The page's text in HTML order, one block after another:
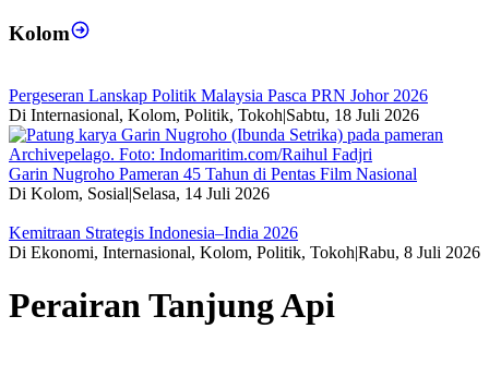
Kolom
Pergeseran Lanskap Politik Malaysia Pasca PRN Johor 2026
Di Internasional, Kolom, Politik, Tokoh|Sabtu, 18 Juli 2026
Garin Nugroho Pameran 45 Tahun di Pentas Film Nasional
Di Kolom, Sosial|Selasa, 14 Juli 2026
Kemitraan Strategis Indonesia–India 2026
Di Ekonomi, Internasional, Kolom, Politik, Tokoh|Rabu, 8 Juli 2026
Perairan Tanjung Api